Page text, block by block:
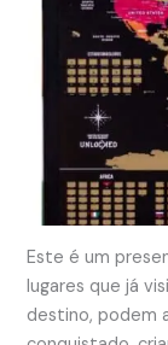
Este é um
lugares que já
destino, podem